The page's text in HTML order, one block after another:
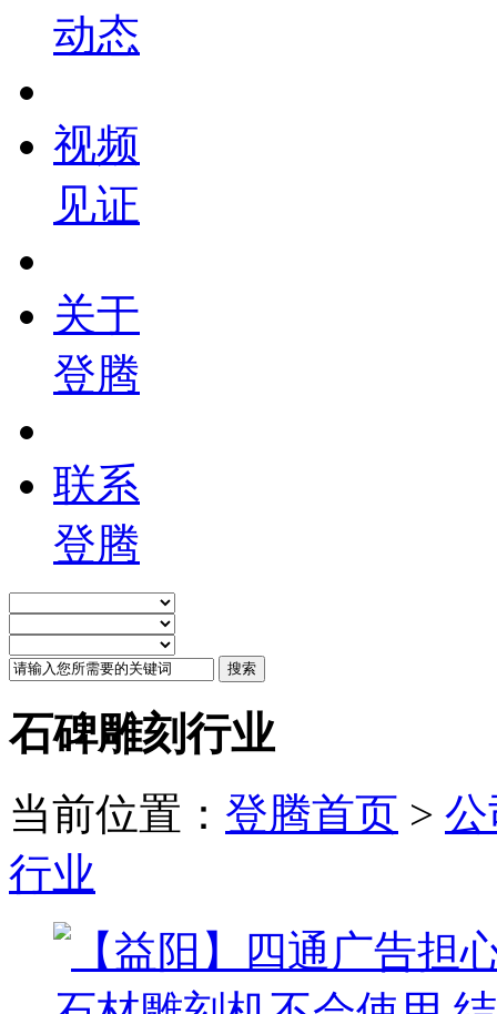
动态
视频
见证
关于
登腾
联系
登腾
石碑雕刻行业
当前位置： 登腾首页 >
行业